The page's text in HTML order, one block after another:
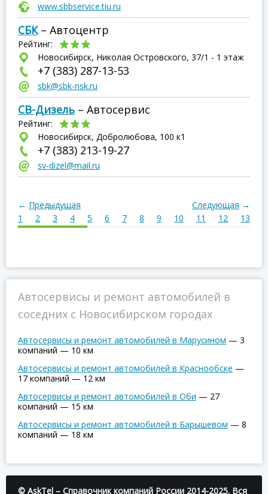
www.sbbservice.tiu.ru
СБК– Автоцентр
Рейтинг:
Новосибирск, Николая Островского, 37/1 - 1 этаж
+7 (383) 287-13-53
sbk@sbk-nsk.ru
СВ-Дизель – Автосервис
Рейтинг:
Новосибирск, Добролюбова, 100 к1
+7 (383) 213-19-27
sv-dizel@mail.ru
← Предыдущая Следующая →
1
2 3 4 5 6 7 8 9 10 11 12 13
Автосервисы и ремонт автомобилей в
соседних с Новосибирском городах
Автосервисы и ремонт автомобилей в Марусином — 3
компаний — 10 км
Автосервисы и ремонт автомобилей в Краснообске —
17 компаний — 12 км
Автосервисы и ремонт автомобилей в Оби — 27
компаний — 15 км
Автосервисы и ремонт автомобилей в Барышевом — 8
компаний — 18 км
© AskTel – Справочник компаний России 2014-2025. Вся